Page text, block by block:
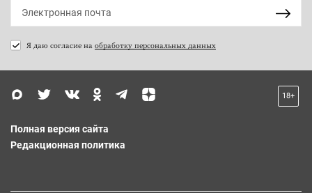
Я даю согласие на обработку персональных данных
18+
Полная версия сайта
Редакционная политика